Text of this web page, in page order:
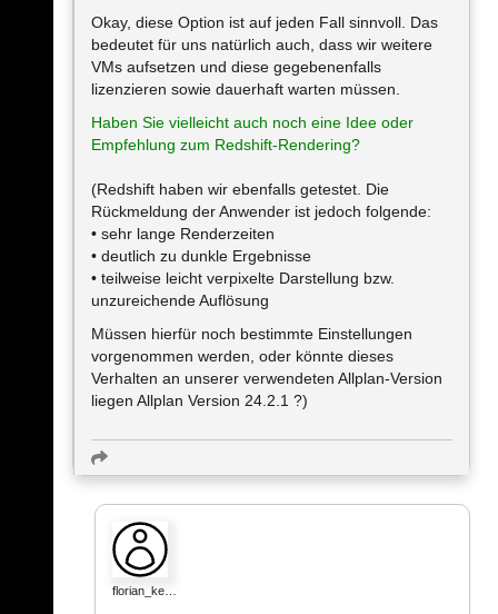
Okay, diese Option ist auf jeden Fall sinnvoll. Das
bedeutet für uns natürlich auch, dass wir weitere
VMs aufsetzen und diese gegebenenfalls
lizenzieren sowie dauerhaft warten müssen.
Haben Sie vielleicht auch noch eine Idee oder
Empfehlung zum Redshift-Rendering?
(Redshift haben wir ebenfalls getestet. Die
Rückmeldung der Anwender ist jedoch folgende:
• sehr lange Renderzeiten
• deutlich zu dunkle Ergebnisse
• teilweise leicht verpixelte Darstellung bzw.
unzureichende Auflösung
Müssen hierfür noch bestimmte Einstellungen
vorgenommen werden, oder könnte dieses
Verhalten an unserer verwendeten Allplan-Version
liegen Allplan Version 24.2.1 ?)
florian_ke…